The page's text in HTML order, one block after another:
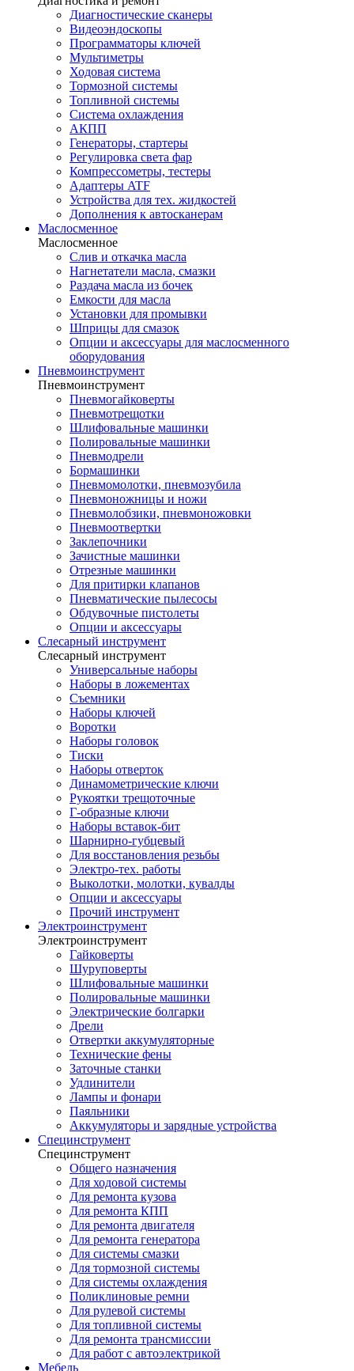
Диагностические сканеры
Видеоэндоскопы
Программаторы ключей
Мультиметры
Ходовая система
Тормозной системы
Топливной системы
Система охлаждения
АКПП
Генераторы, стартеры
Регулировка света фар
Компрессометры, тестеры
Адаптеры ATF
Устройства для тех. жидкостей
Дополнения к автосканерам
Маслосменное
Маслосменное
Слив и откачка масла
Нагнетатели масла, смазки
Раздача масла из бочек
Емкости для масла
Установки для промывки
Шприцы для смазок
Опции и аксессуары для маслосменного
оборудования
Пневмоинструмент
Пневмоинструмент
Пневмогайковерты
Пневмотрещотки
Шлифовальные машинки
Полировальные машинки
Пневмодрели
Бормашинки
Пневмомолотки, пневмозубила
Пневмоножницы и ножи
Пневмолобзики, пневмоножовки
Пневмоотвертки
Заклепочники
Зачистные машинки
Отрезные машинки
Для притирки клапанов
Пневматические пылесосы
Обдувочные пистолеты
Опции и аксессуары
Слесарный инструмент
Слесарный инструмент
Универсальные наборы
Наборы в ложементах
Съемники
Наборы ключей
Воротки
Наборы головок
Тиски
Наборы отверток
Динамометрические ключи
Рукоятки трещоточные
Г-образные ключи
Наборы вставок-бит
Шарнирно-губцевый
Для восстановления резьбы
Электро-тех. работы
Выколотки, молотки, кувалды
Опции и аксессуары
Прочий инструмент
Электроинструмент
Электроинструмент
Гайковерты
Шуруповерты
Шлифовальные машинки
Полировальные машинки
Электрические болгарки
Дрели
Отвертки аккумуляторные
Технические фены
Заточные станки
Удлинители
Лампы и фонари
Паяльники
Аккумуляторы и зарядные устройства
Специнструмент
Специнструмент
Общего назначения
Для ходовой системы
Для ремонта кузова
Для ремонта КПП
Для ремонта двигателя
Для ремонта генератора
Для системы смазки
Для тормозной системы
Для системы охлаждения
Поликлиновые ремни
Для рулевой системы
Для топливной системы
Для ремонта трансмиссии
Для работ с автоэлектрикой
Мебель